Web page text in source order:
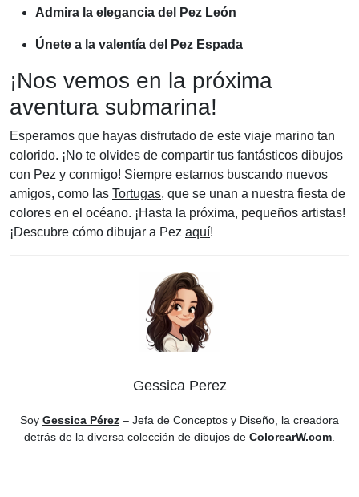
Admira la elegancia del Pez León
Únete a la valentía del Pez Espada
¡Nos vemos en la próxima
aventura submarina!
Esperamos que hayas disfrutado de este viaje marino tan
colorido. ¡No te olvides de compartir tus fantásticos dibujos
con Pez y conmigo! Siempre estamos buscando nuevos
amigos, como las Tortugas, que se unan a nuestra fiesta de
colores en el océano. ¡Hasta la próxima, pequeños artistas!
¡Descubre cómo dibujar a Pez aquí!
Gessica Perez
Soy Gessica Pérez – Jefa de Conceptos y Diseño, la creadora
detrás de la diversa colección de dibujos de ColorearW.com.